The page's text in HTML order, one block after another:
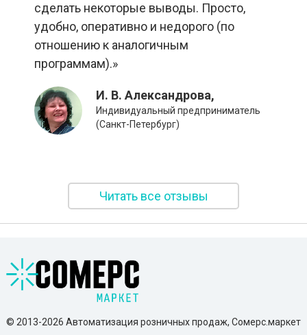
сделать некоторые выводы. Просто,
удобно, оперативно и недорого (по
отношению к аналогичным
программам).»
И. В. Александрова,
Индивидуальный предприниматель
(Санкт-Петербург)
Читать все отзывы
© 2013-2026 Автоматизация розничных продаж, Сомерс.маркет